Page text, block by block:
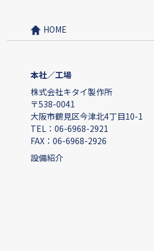
HOME
本社／工場
株式会社キタイ製作所
〒538-0041
大阪市鶴見区今津北4丁目10-1
TEL：06-6968-2921
FAX：06-6968-2926
設備紹介